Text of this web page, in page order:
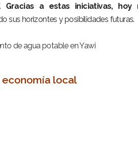
Gracias a estas iniciativas, hoy
sus horizontes y posibilidades futuras.
de agua potable en Yawi
local